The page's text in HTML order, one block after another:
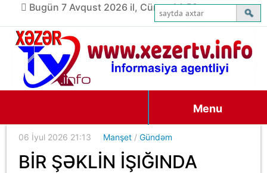
Bugün 7 Avqust 2026 il, Cümə, 14:52
Menu
06 İyul 2026 21:13 Manşet /Gündəm
BİR ŞƏKLİN İŞIĞINDA